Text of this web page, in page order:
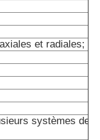
et radiales;
systèmes de